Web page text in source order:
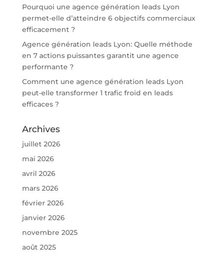
Pourquoi une agence génération leads Lyon
permet-elle d’atteindre 6 objectifs commerciaux
efficacement ?
Agence génération leads Lyon: Quelle méthode
en 7 actions puissantes garantit une agence
performante ?
Comment une agence génération leads Lyon
peut-elle transformer 1 trafic froid en leads
efficaces ?
Archives
juillet 2026
mai 2026
avril 2026
mars 2026
février 2026
janvier 2026
novembre 2025
août 2025